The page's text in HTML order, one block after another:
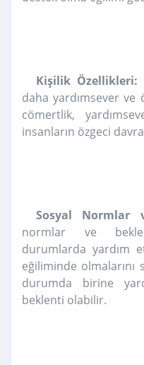
Kişilik Özellikleri:
daha yardımsever
cömertlik,
insanların özgeci
Sosyal Normlar
normlar ve
durumlarda yardım
eğiliminde
durumda birine
beklenti olabilir.